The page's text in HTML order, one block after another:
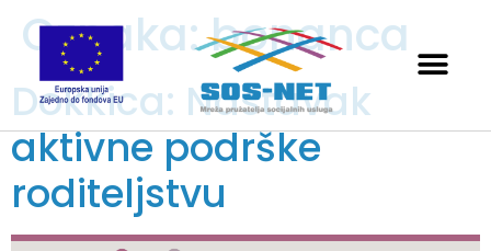
Oznaka:bonanca
Dokkica: Nastavak
aktivne podrške
roditeljstvu